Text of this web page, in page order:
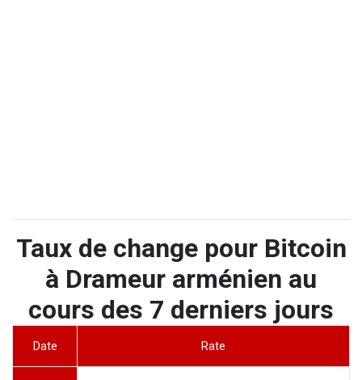
Taux de change pour Bitcoin
à Drameur arménien au
cours des 7 derniers jours
Date Rate